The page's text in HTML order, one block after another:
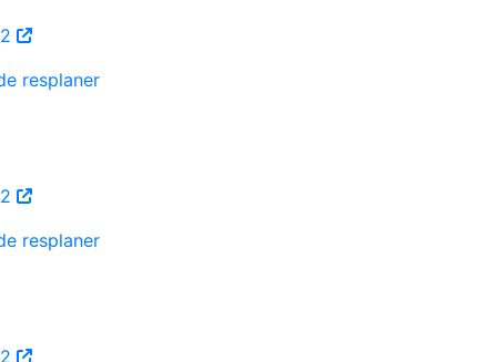
resplaner
resplaner